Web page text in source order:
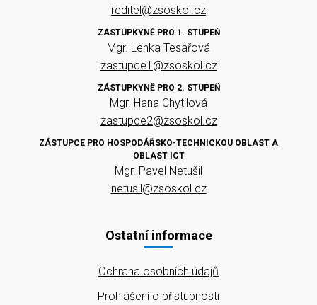
reditel@zsoskol.cz
ZÁSTUPKYNĚ PRO 1. STUPEŇ
Mgr. Lenka Tesařová
zastupce1@zsoskol.cz
ZÁSTUPKYNĚ PRO 2. STUPEŇ
Mgr. Hana Chytilová
zastupce2@zsoskol.cz
ZÁSTUPCE PRO HOSPODÁŘSKO-TECHNICKOU OBLAST A
OBLAST ICT
Mgr. Pavel Netušil
netusil@zsoskol.cz
Ostatní informace
Ochrana osobních údajů
Prohlášení o přístupnosti